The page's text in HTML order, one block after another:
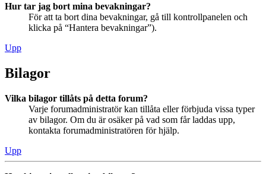
Hur tar jag bort mina bevakningar?
För att ta bort dina bevakningar, gå till kontrollpanelen och
klicka på “Hantera bevakningar”).
Upp
Bilagor
Vilka bilagor tillåts på detta forum?
Varje forumadministratör kan tillåta eller förbjuda vissa typer
av bilagor. Om du är osäker på vad som får laddas upp,
kontakta forumadministratören för hjälp.
Upp